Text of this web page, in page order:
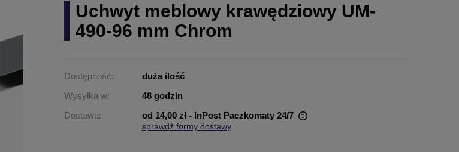
Uchwyt meblowy krawędziowy UM-
490-96 mm Chrom
Dostępność:
duża ilość
Wysyłka w:
48 godzin
Dostawa:
od 14,00 zł - InPost Paczkomaty 24/7
sprawdź formy dostawy